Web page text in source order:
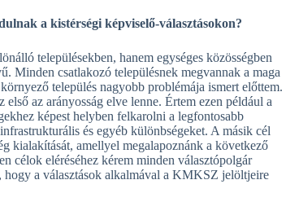
a kistérségi képviselő-választásokon?
településekben, hanem egységes közösségben
Minden csatlakozó településnek megvannak a maga
település nagyobb problémája ismert előttem.
az arányosság elve lenne. Értem ezen például a
képest helyben felkarolni a legfontosabb
és egyéb különbségeket. A másik cél
kialakítását, amellyel megalapoznánk a következő
célok eléréséhez kérem minden választópolgár
hogy a választások alkalmával a KMKSZ jelöltjeire